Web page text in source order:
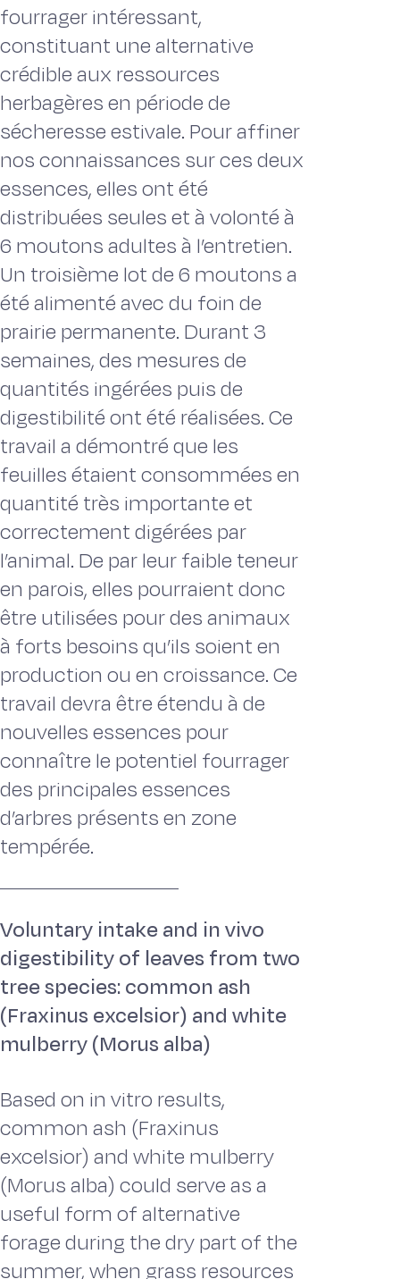
fourrager intéressant,
constituant une alternative
crédible aux ressources
herbagères en période de
sécheresse estivale. Pour affiner
nos connaissances sur ces deux
essences, elles ont été
distribuées seules et à volonté à
6 moutons adultes à l’entretien.
Un troisième lot de 6 moutons a
été alimenté avec du foin de
prairie permanente. Durant 3
semaines, des mesures de
quantités ingérées puis de
digestibilité ont été réalisées. Ce
travail a démontré que les
feuilles étaient consommées en
quantité très importante et
correctement digérées par
l’animal. De par leur faible teneur
en parois, elles pourraient donc
être utilisées pour des animaux
à forts besoins qu’ils soient en
production ou en croissance. Ce
travail devra être étendu à de
nouvelles essences pour
connaître le potentiel fourrager
des principales essences
d’arbres présents en zone
tempérée.
Voluntary intake and in vivo
digestibility of leaves from two
tree species: common ash
(Fraxinus excelsior) and white
mulberry (Morus alba)
Based on in vitro results,
common ash (Fraxinus
excelsior) and white mulberry
(Morus alba) could serve as a
useful form of alternative
forage during the dry part of the
summer, when grass resources